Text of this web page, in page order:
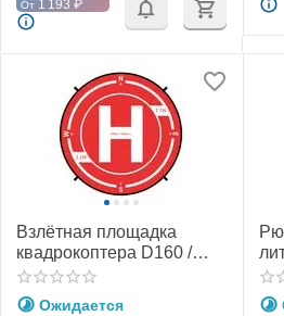
От 1 193 ₽
Взлётная площадка
квадрокоптера D160 /
D110 см (утяжелённая)
(PGYTECH)
Ожидается